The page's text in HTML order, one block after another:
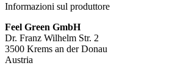
Informazioni sul produttore
Feel Green GmbH
Dr. Franz Wilhelm Str. 2
3500 Krems an der Donau
Austria